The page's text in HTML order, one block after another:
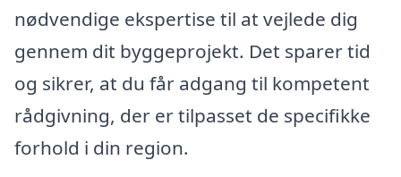
nødvendige ekspertise til at vejlede dig
gennem dit byggeprojekt. Det sparer tid
og sikrer, at du får adgang til kompetent
rådgivning, der er tilpasset de specifikke
forhold i din region.